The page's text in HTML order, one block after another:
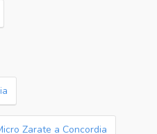
Zarate a Concordia